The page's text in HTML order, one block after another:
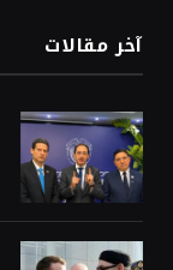
آخر مقالات